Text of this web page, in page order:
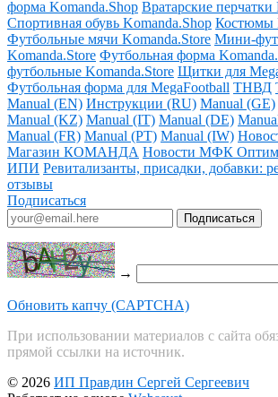
форма Komanda.Shop Вратарские перчатки
Спортивная обувь Komanda.Shop Костюмы
Футбольные мячи Komanda.Store Мини-
Komanda.Store Футбольная форма
футбольные Komanda.Store Щитки для
Футбольная форма для MegaFootball ТНВД
Manual (EN) Инструкции (RU) Manual (GE)
Manual (KZ) Manual (IT) Manual (DE)
Manual (FR) Manual (PT) Manual (IW)
Магазин КОМАНДА Новости МФК
ИПИ Ревитализанты, присадки, добавки:
отзывы
Подписаться
→
Обновить капчу (CAPTCHA)
При использовании материалов с сайта
прямой ссылки на источник.
© 2026 ИП Правдин Сергей Сергеевич